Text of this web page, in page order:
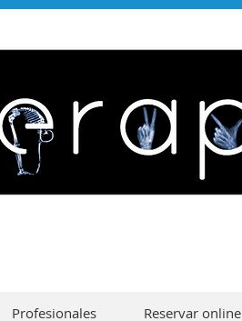
Profesionales Reservar online